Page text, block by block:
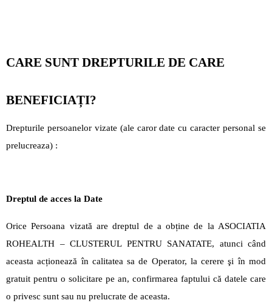
CARE SUNT DREPTURILE DE CARE
BENEFICIAȚI?
Drepturile persoanelor vizate (ale caror date cu caracter personal se
prelucreaza) :
Dreptul de acces la Date
Orice Persoana vizată are dreptul de a obține de la ASOCIATIA
ROHEALTH – CLUSTERUL PENTRU SANATATE, atunci când
aceasta acționează în calitatea sa de Operator, la cerere şi în mod
gratuit pentru o solicitare pe an, confirmarea faptului că datele care
o privesc sunt sau nu prelucrate de aceasta.